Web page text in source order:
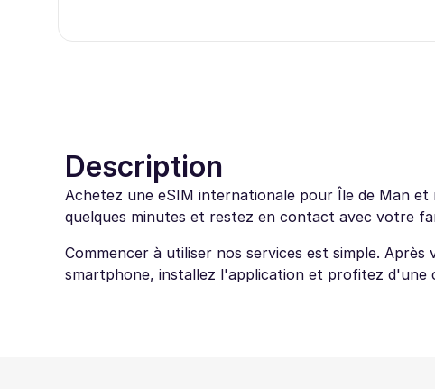
Description
Achetez une eSIM internationale pour Île de Man
quelques minutes et restez en contact avec votre
Commencer à utiliser nos services est simple.
smartphone, installez l'application et profitez d'une